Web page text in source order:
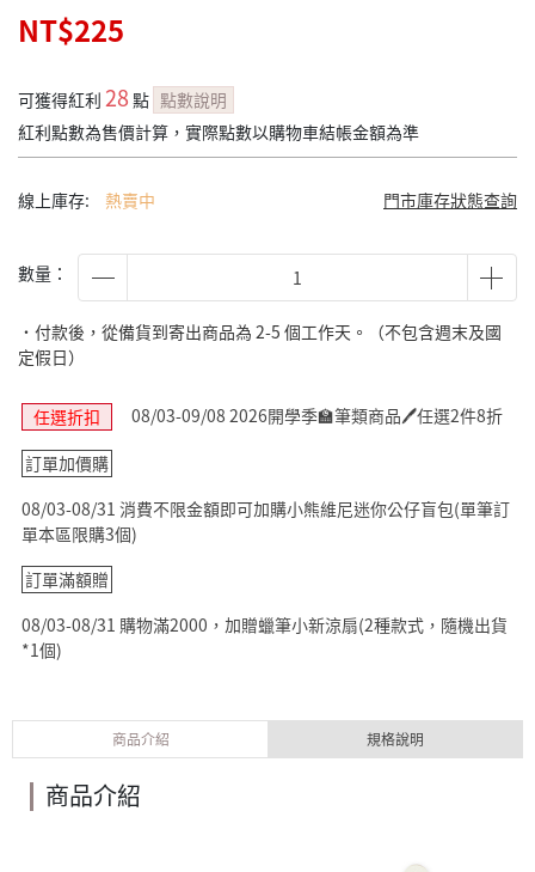
NT$225
可獲得紅利 28 點 點數說明
紅利點數為售價計算，實際點數以購物車結帳金額為準
線上庫存: 熱賣中 門市庫存狀態查詢
數量：
˙付款後，從備貨到寄出商品為 2-5 個工作天。（不包含週末及國
定假日）
任選折扣
08/03-09/08 2026開學季🏫筆類商品🖊️任選2件8折
訂單加價購
08/03-08/31 消費不限金額即可加購小熊維尼迷你公仔盲包(單筆訂
單本區限購3個)
訂單滿額贈
08/03-08/31 購物滿2000，加贈蠟筆小新涼扇(2種款式，隨機出貨
*1個)
商品介紹 規格說明
商品介紹